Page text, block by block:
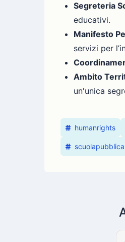
Segreteria
educativi.
Manifesto
servizi per
Ambito
un'unica
humanrights
scuolapubblica